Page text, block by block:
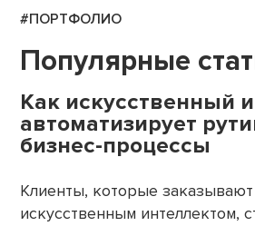
#ПОРТФОЛИО
Популярные
Как искусственный
автоматизирует
бизнес-процессы
Клиенты, которые заказывают
искусственным интеллектом,